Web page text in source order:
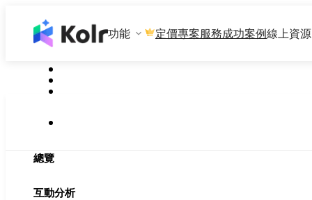
功能 定價專案服務成功案例線上資源
總覽
互動分析